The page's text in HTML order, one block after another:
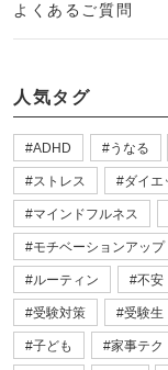
よくあるご質問
人気タグ
ADHD うなる
ストレス ダイエ
マインドフルネス
モチベーションアップ
ルーティン 不安
受験対策 受験生
子ども 家事テク